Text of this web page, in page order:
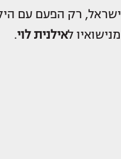
ישראל, רק הפעם עם
מנישואיו לאילנית לוי.